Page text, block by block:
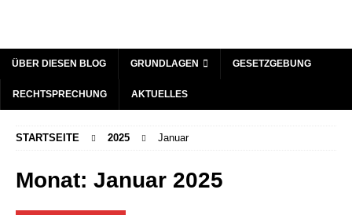
ÜBER DIESEN BLOG GRUNDLAGEN GESETZGEBUNG
RECHTSPRECHUNG AKTUELLES
STARTSEITE 2025 Januar
Monat: Januar 2025